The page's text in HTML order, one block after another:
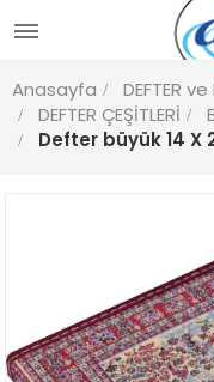
Anasayfa
DEFTER ve
DEFTER ÇEŞİTLERİ
Defter büyük 14 X